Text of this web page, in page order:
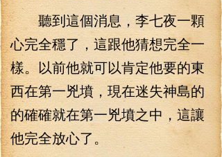
聽到這個消息，李七夜一顆
心完全穩了，這跟他猜想完全一
樣。以前他就可以肯定他要的東
西在第一兇墳，現在迷失神島的
的確確就在第一兇墳之中，這讓
他完全放心了。